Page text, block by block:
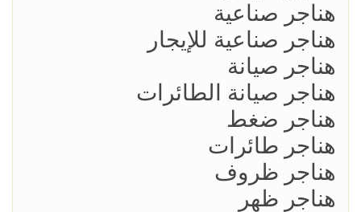
هناجر صناعية
هناجر صناعية للإيجار
هناجر صيانة
هناجر صيانة الطائرات
هناجر ضغط
هناجر طائرات
هناجر ظروف
هناجر ظهر